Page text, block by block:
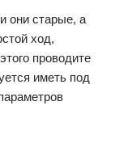
они старые, а
ход,
проводите
иметь под